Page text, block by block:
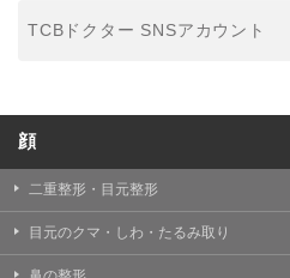
おいて、取得情報の取扱いの
務委託先に委託することがあ
TCBグループは、個人情報保
められる場合を除き、患者様
ん。
【個人情報の開示・訂正・利用
TCBドクター SNSアカウント
顔
二重整形・目元整形
目元のクマ・しわ・たるみ取り